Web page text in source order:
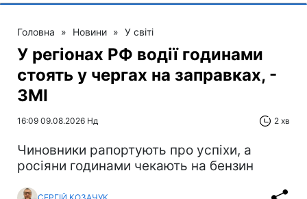
Головна » Новини » У світі
У регіонах РФ водії годинами
стоять у чергах на заправках, -
ЗМІ
16:09 09.08.2026 Нд 2 хв
Чиновники рапортують про успіхи, а
росіяни годинами чекають на бензин